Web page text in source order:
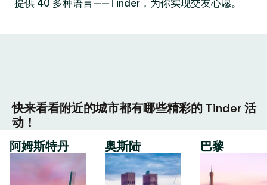
提供 40 多种语言——Tinder，为你实现交友心愿。
快来看看附近的城市都有哪些精彩的 Tinder 活
动！
阿姆斯特丹
奥斯陆 巴黎